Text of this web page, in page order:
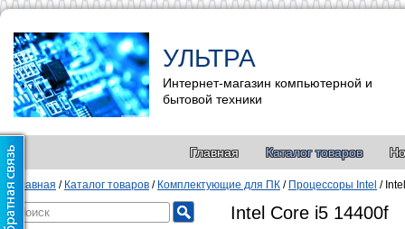
УЛЬТРА
Интернет-магазин компьютерной и
бытовой техники
Главная Каталог товаров
Главная / Каталог товаров / Комплектующие для ПК / Процессоры Intel /
Intel Core i5 14400f